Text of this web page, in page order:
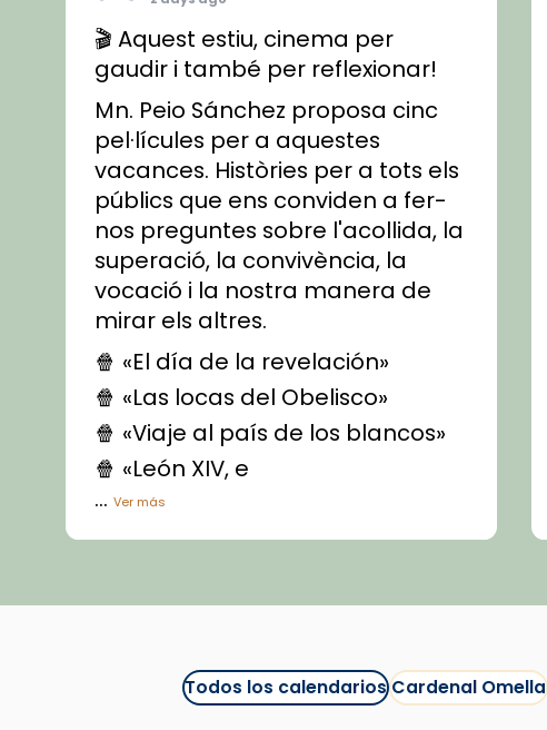
🎬 Aquest estiu, cinema per
gaudir i també per reflexionar!
Mn. Peio Sánchez proposa cinc
pel·lícules per a aquestes
vacances. Històries per a tots els
públics que ens conviden a fer-
nos preguntes sobre l'acollida, la
superació, la convivència, la
vocació i la nostra manera de
mirar els altres.
🍿 «El día de la revelación»
🍿 «Las locas del Obelisco»
🍿 «Viaje al país de los blancos»
🍿 «León XIV, e
...Ver más
Vídeo
La Carmina va patir depressió.
Todos los calendariosCardenal Omella